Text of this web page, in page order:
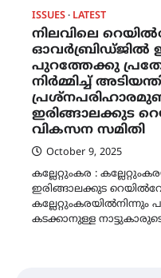
ISSUES LATEST
നിലവിലെ
ഓവർബ്രിഡ്ജിൽ
പുറത്തേക്കു
നിർമ്മിച്ച്
ഇരിങ്ങാലക്കുട
വികസന സമിതി
October 9, 2025
കല്ലേറ്റുംകര :
ഇരിങ്ങാലക്കുട
കല്ലേറ്റുംകരയിൽനിന്നും
കടക്കാനുള്ള